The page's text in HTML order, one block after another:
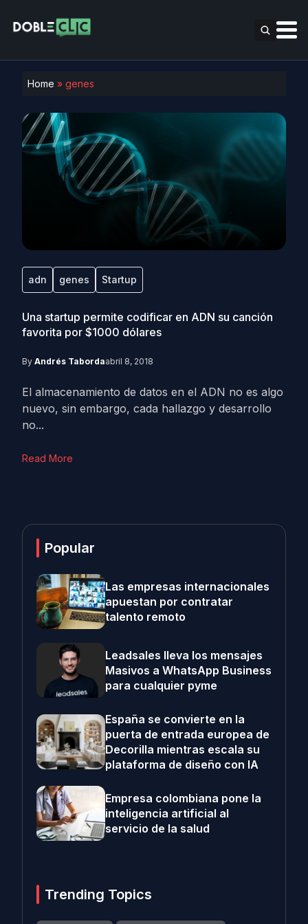
Home » genes
adn genes Startup
Una startup permite codificar en ADN su canción
favorita por $1000 dólares
By Andrés Tabordaabril 8, 2018
El almacenamiento de datos en el ADN no es algo
nuevo, sin embargo, cada hallazgo y desarrollo
no...
Read More
Popular
Las empresas internacionales
apuestan por contratar
talento remoto
Leadsales lleva los mensajes
Masivos a WhatsApp Business
para cualquier pyme
España se convierte en la
puerta de entrada europea de
Decorilla mientras escala su
plataforma de diseño con IA
Empresa colombiana pone la
inteligencia artificial al
servicio de la salud
Trending Topics